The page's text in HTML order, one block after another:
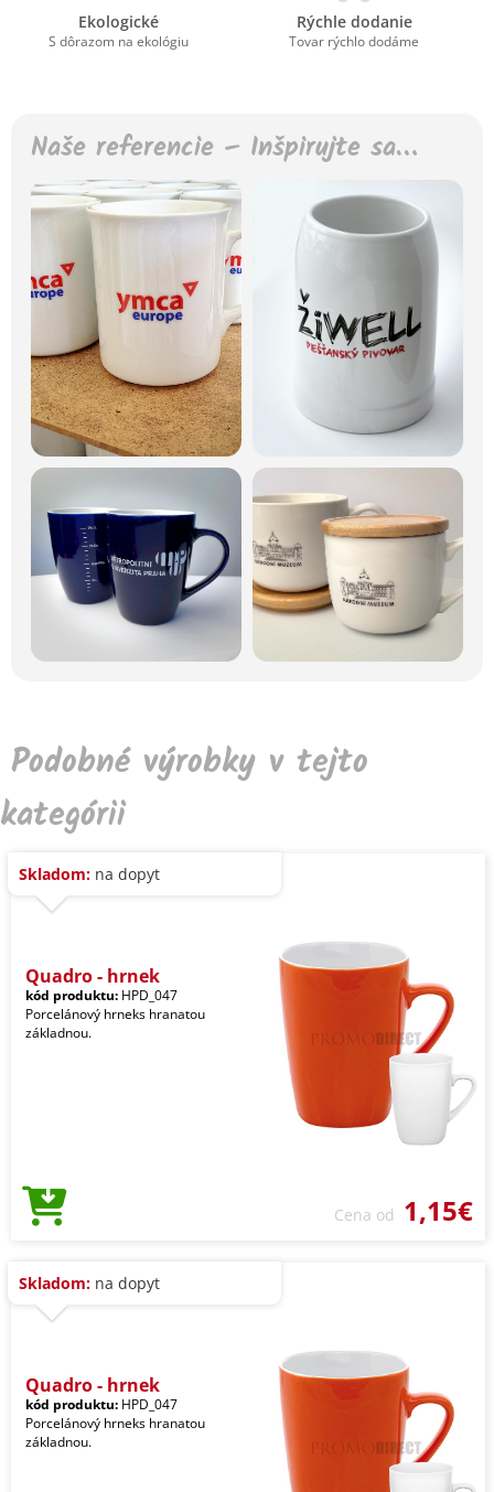
Ekologické
S dôrazom na ekológiu
Rýchle dodanie
Tovar rýchlo dodáme
Naše referencie – Inšpirujte sa…
Podobné výrobky v tejto
kategórii
Skladom: na dopyt
Quadro - hrnek
kód produktu: HPD_047
Porcelánový hrneks hranatou
základnou.
Cena od 1,15€
Skladom: na dopyt
Quadro - hrnek
kód produktu: HPD_047
Porcelánový hrneks hranatou
základnou.